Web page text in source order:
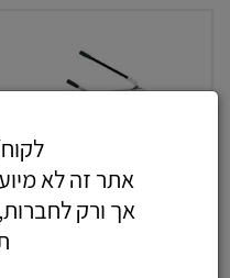
אתר זה לא
אך ורק